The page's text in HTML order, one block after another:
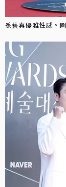
孫藝真優雅性感。